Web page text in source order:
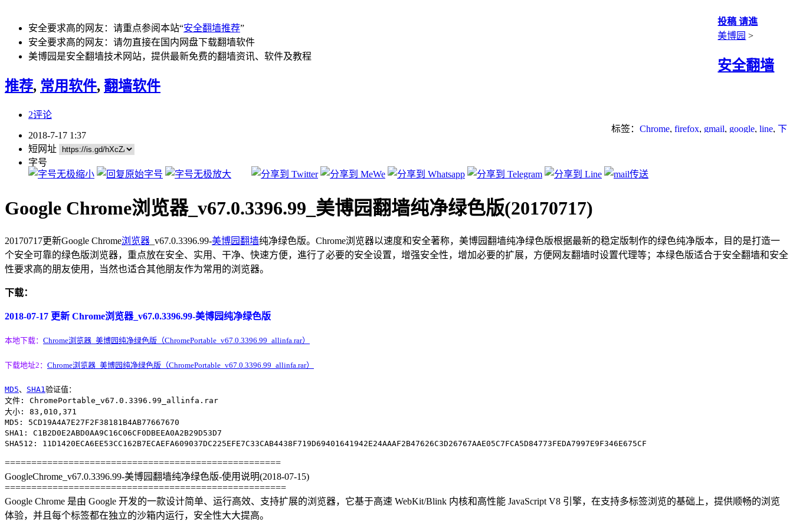
安全要求高的网友：请重点参阅本站“安全翻墙推荐”
安全要求高的网友：请勿直接在国内网盘下载翻墙软件
美博园是安全翻墙技术网站，提供最新免费的翻墙资讯、软件及教程
投稿 请進
美博园 >
安全翻墙
推荐, 常用软件, 翻墙软件
2评论
标签： Chrome, firefox, gmail, google, line, 下
2018-7-17 1:37
短网址
字号
Google Chrome浏览器_v67.0.3396.99_美博园翻墙纯净绿色版(20170717)
20170717更新Google Chrome浏览器 _v67.0.3396.99-美博园翻墙纯净绿色版。Chrome浏览器以速度和安全著称，美博园翻墙纯净绿色版根据最新的稳定版制作的绿色纯净版本，目的是打造一
个安全可靠的绿色版浏览器，重点放在安全、实用、干净、快速方便，進行了必要的安全设置，增强安全性，增加必要的扩展，方便网友翻墙时设置代理等；本绿色版适合于安全翻墙和安全
性要求高的朋友使用，当然也适合其他朋友作为常用的浏览器。
下载：
2018-07-17 更新 Chrome浏览器_v67.0.3396.99-美博园纯净绿色版
本地下载： Chrome浏览器_美博园纯净绿色版（ChromePortable_v67.0.3396.99_allinfa.rar）
下载地址2： Chrome浏览器_美博园纯净绿色版（ChromePortable_v67.0.3396.99_allinfa.rar）
MD5、 SHA1 验证值：
文件: ChromePortable_v67.0.3396.99_allinfa.rar
大小: 83,010,371
MD5: 5CD19A4A7E27F2F38181B4AB77667670
SHA1: C1B2D0E2ABD0AA9C16C06CF0DBEEA0A2B29D53D7
SHA512: 11D1420ECA6EE53CC162B7ECAEFA609037DC225EFE7C33CAB4438F719D69401641942E24AAAF2B47626C3D26767AAE05C7FCA5D84773FEDA7997E9F346E675CF
====================================================
GoogleChrome_v67.0.3396.99-美博园翻墙纯净绿色版-使用说明(2018-07-15)
=====================================================
Google Chrome 是由 Google 开发的一款设计简单、运行高效、支持扩展的浏览器，它基于高速 WebKit/Blink 内核和高性能 JavaScript V8 引擎，在支持多标签浏览的基础上，提供顺畅的浏览
体验，并且每个标签都在独立的沙箱内运行，安全性大大提高。